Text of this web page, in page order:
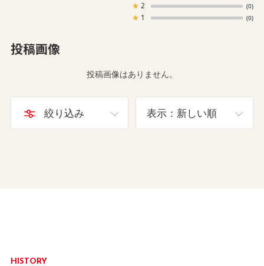
★ 2 (0)
★ 1 (0)
投稿画像
投稿画像はありません。
絞り込み 表示：新しい順
HISTORY